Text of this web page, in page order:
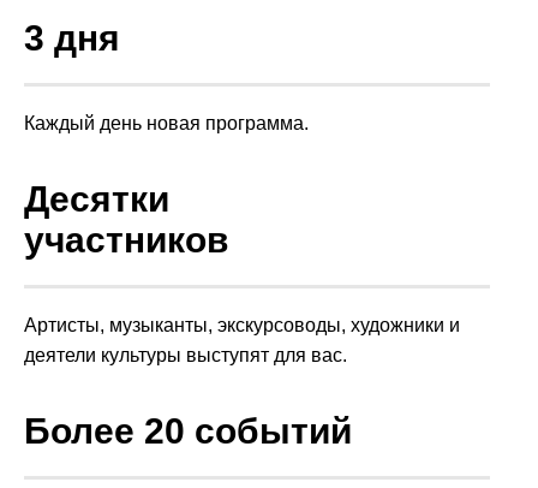
3 дня
Каждый день новая программа.
Десятки
участников
Артисты, музыканты, экскурсоводы, художники и
деятели культуры выступят для вас.
Более 20 событий